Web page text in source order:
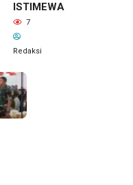
ISTIMEWA
7
Redaksi